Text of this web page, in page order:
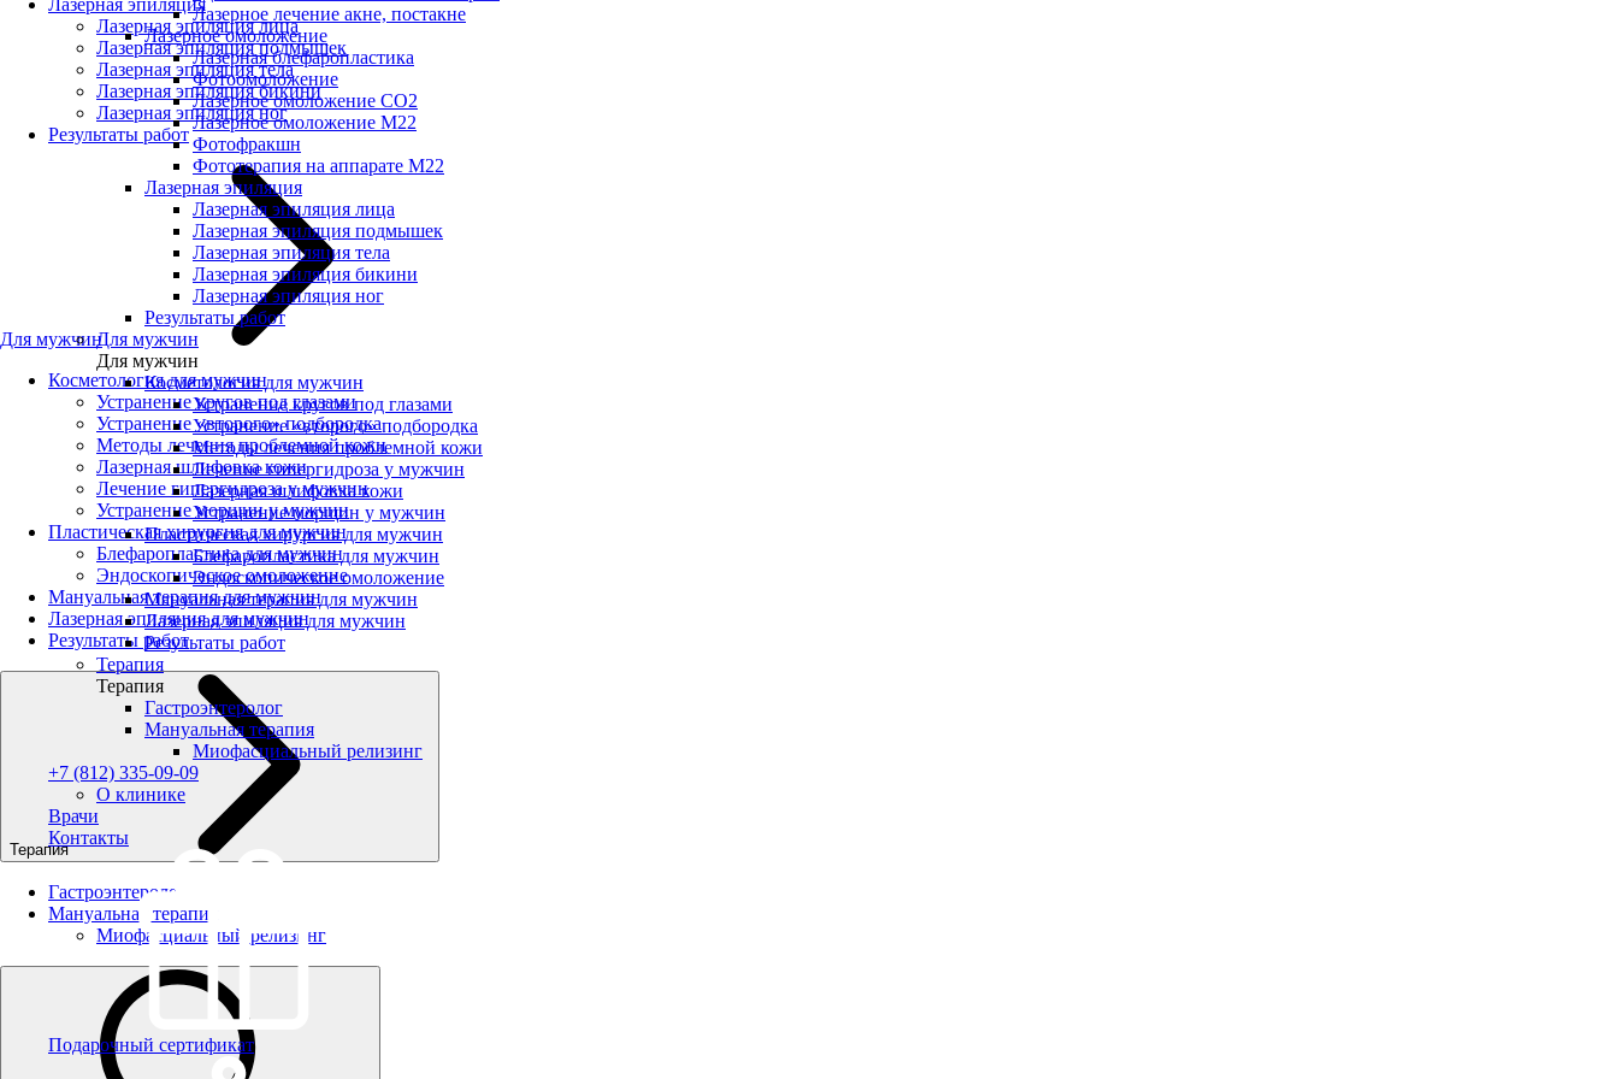
Лазерная эпиляция
Лазерная эпиляция лица
Лазерная эпиляция подмышек
Лазерная эпиляция тела
Лазерная эпиляция бикини
Лазерная эпиляция ног
Результаты работ
Для мужчин
Косметология для мужчин
Устранение кругов под глазами
Устранение «второго» подбородка
Методы лечения проблемной кожи
Лазерная шлифовка кожи
Лечение гипергидроза у мужчин
Устранение морщин у мужчин
Пластическая хирургия для мужчин
Блефаропластика для мужчин
Эндоскопическое омоложение
Мануальная терапия для мужчин
Лазерная эпиляция для мужчин
Результаты работ
Терапия
Гастроэнтеролог
Мануальная терапия
Миофасциальный релизинг
Лазерное лечение акне, постакне
Лазерное омоложение
Лазерная блефаропластика
Фотоомоложение
Лазерное омоложение CO2
Лазерное омоложение M22
Фотофракшн
Фототерапия на аппарате М22
Лазерная эпиляция
Лазерная эпиляция лица
Лазерная эпиляция подмышек
Лазерная эпиляция тела
Лазерная эпиляция бикини
Лазерная эпиляция ног
Результаты работ
Для мужчин
Для мужчин
Косметология для мужчин
Устранение кругов под глазами
Устранение «второго» подбородка
Методы лечения проблемной кожи
Лечение гипергидроза у мужчин
Лазерная шлифовка кожи
Устранение морщин у мужчин
Пластическая хирургия для мужчин
Блефаропластика для мужчин
Эндоскопическое омоложение
Мануальная терапия для мужчин
Лазерная эпиляция для мужчин
Результаты работ
Терапия
Терапия
Гастроэнтеролог
Мануальная терапия
Миофасциальный релизинг
+7 (812) 335-09-09
О клинике
Врачи
Контакты
Подарочный сертификат